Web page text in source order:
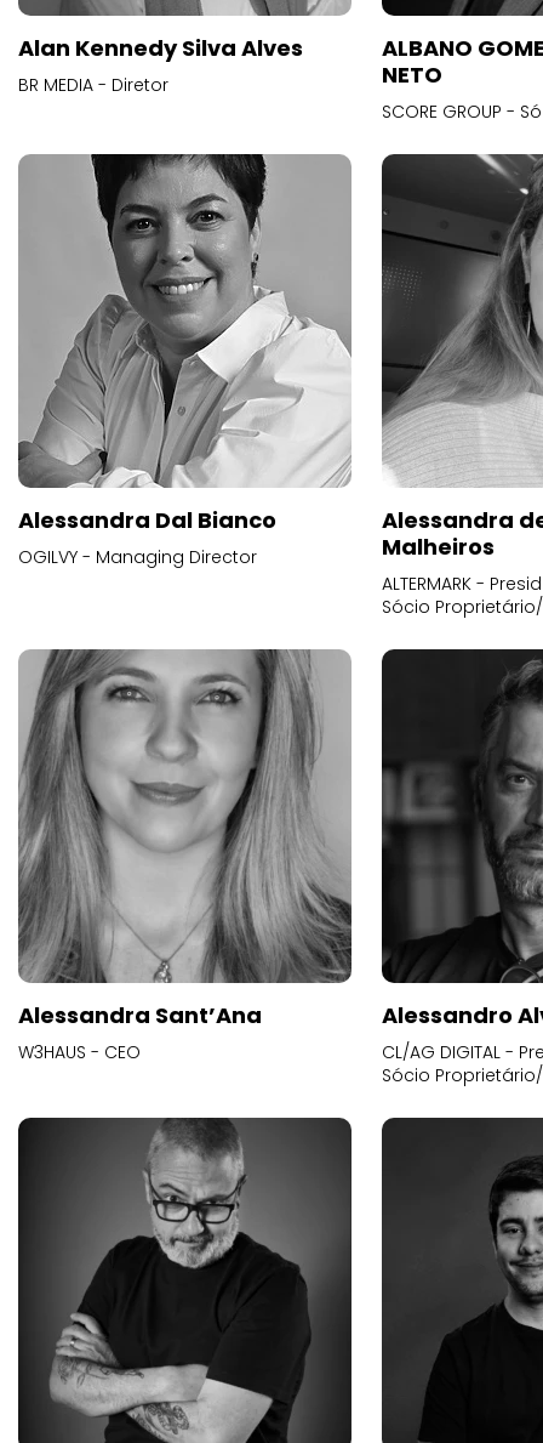
Alan Kennedy Silva Alves
BR MEDIA - Diretor
ALBANO
NETO
SCORE GROUP -
Alessandra Dal Bianco
OGILVY - Managing Director
Alessandra
Malheiros
ALTERMARK -
Sócio
Alessandra Sant’Ana
W3HAUS - CEO
Alessandro
CL/AG DIGITAL -
Sócio